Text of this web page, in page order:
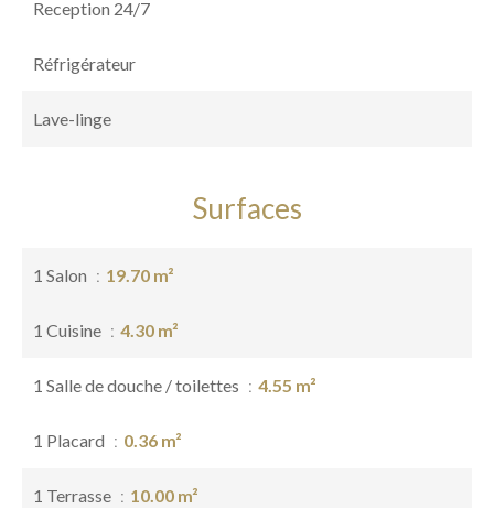
Reception 24/7
Réfrigérateur
Lave-linge
Surfaces
1 Salon 19.70 m²
1 Cuisine 4.30 m²
1 Salle de douche / toilettes 4.55 m²
1 Placard 0.36 m²
1 Terrasse 10.00 m²